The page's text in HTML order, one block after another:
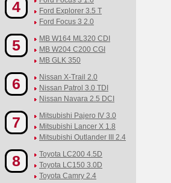
4
Ford Explorer 3.5 T
Ford Focus 3 2.0
5
MB W164 ML320 CDI
MB W204 C200 CGI
MB GLK 350
6
Nissan X-Trail 2.0
Nissan Patrol 3.0 TDI
Nissan Navara 2.5 DCI
7
Mitsubishi Pajero IV 3.0
Mitsubishi Lancer X 1.8
Mitsubishi Outlander III 2.4
8
Toyota LC200 4.5D
Toyota LC150 3.0D
Toyota Camry 2.4